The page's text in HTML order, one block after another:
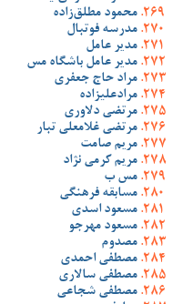
محمود مطلق‌زاده
مدرسه فوتبال
مدیر عامل
مدیر عامل باشگاه مس
مراد حاج جعفری
مرادعلیزاده
مرتضی دلاوری
مرتضی غلامعلی تبار
مریم صامت
مریم کرمی نژاد
مس ب
مسابقه فرهنگی
مسعود اسدی
مسعود مهرجو
مصدوم
مصطفی احمدی
مصطفی سالاری
مصطفی شجاعی